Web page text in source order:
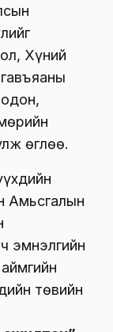
Хүний
өглөө.
Амьсгалын
эмнэлгийн
төвийн